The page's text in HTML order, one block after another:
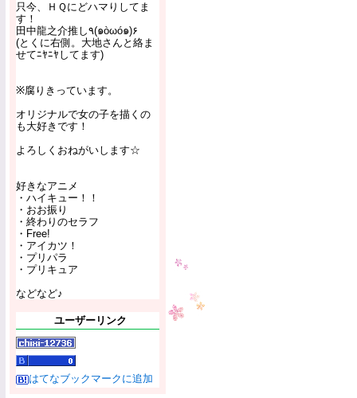
只今、ＨＱにどハマりしてま
す！
田中龍之介推し٩(๑òωó๑)۶
(とくに右側。大地さんと絡ま
せてﾆﾔﾆﾔしてます)
※腐りきっています。
オリジナルで女の子を描くの
も大好きです！
よろしくおねがいします☆
好きなアニメ
・ハイキュー！！
・おお振り
・終わりのセラフ
・Free!
・アイカツ！
・プリパラ
・プリキュア
などなど♪
ユーザーリンク
はてなブックマークに追加